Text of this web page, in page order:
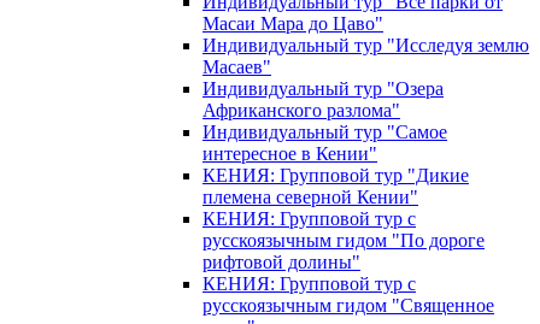
Масаи Мара до Цаво"
Индивидуальный тур "Исследуя землю
Масаев"
Индивидуальный тур "Озера
Африканского разлома"
Индивидуальный тур "Самое
интересное в Кении"
КЕНИЯ: Групповой тур "Дикие
племена северной Кении"
КЕНИЯ: Групповой тур с
русскоязычным гидом "По дороге
рифтовой долины"
КЕНИЯ: Групповой тур с
русскоязычным гидом "Священное